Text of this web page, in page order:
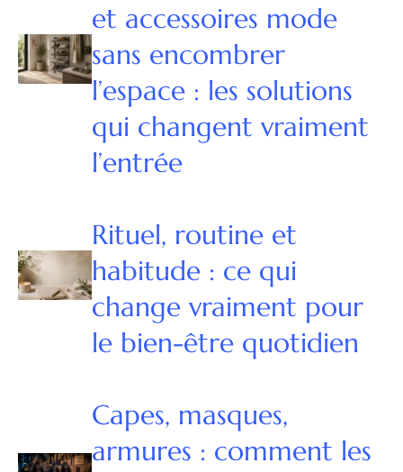
et accessoires mode
sans encombrer
l’espace : les solutions
qui changent vraiment
l’entrée
Rituel, routine et
habitude : ce qui
change vraiment pour
le bien-être quotidien
Capes, masques,
armures : comment les